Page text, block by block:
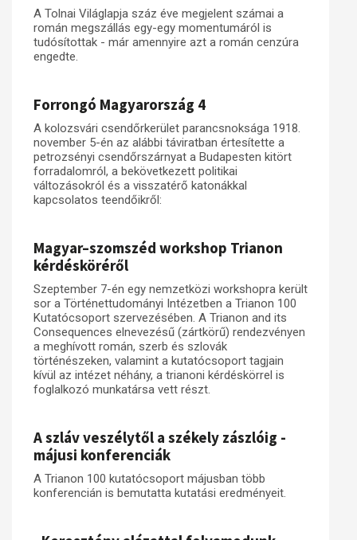
A Tolnai Világlapja száz éve megjelent számai a
román megszállás egy-egy momentumáról is
tudósítottak - már amennyire azt a román cenzúra
engedte.
Forrongó Magyarország 4
A kolozsvári csendőrkerület parancsnoksága 1918.
november 5-én az alábbi táviratban értesítette a
petrozsényi csendőrszárnyat a Budapesten kitört
forradalomról, a bekövetkezett politikai
változásokról és a visszatérő katonákkal
kapcsolatos teendőikről:
Magyar–szomszéd workshop Trianon
kérdésköréről
Szeptember 7-én egy nemzetközi workshopra került
sor a Történettudományi Intézetben a Trianon 100
Kutatócsoport szervezésében. A Trianon and its
Consequences elnevezésű (zártkörű) rendezvényen
a meghívott román, szerb és szlovák
történészeken, valamint a kutatócsoport tagjain
kívül az intézet néhány, a trianoni kérdéskörrel is
foglalkozó munkatársa vett részt.
A szláv veszélytől a székely zászlóig -
májusi konferenciák
A Trianon 100 kutatócsoport májusban több
konferencián is bemutatta kutatási eredményeit.